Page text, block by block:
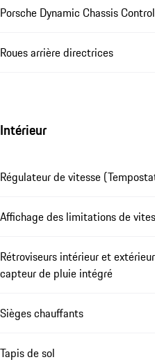
Porsche Dynamic Chassis
Roues arrière directrices
Intérieur
Régulateur de vitesse
Affichage des limitations de
Rétroviseurs intérieur et
capteur de pluie intégré
Sièges chauffants
Tapis de sol